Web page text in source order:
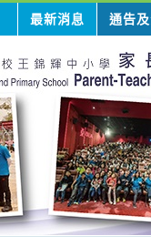
最新消息 通告